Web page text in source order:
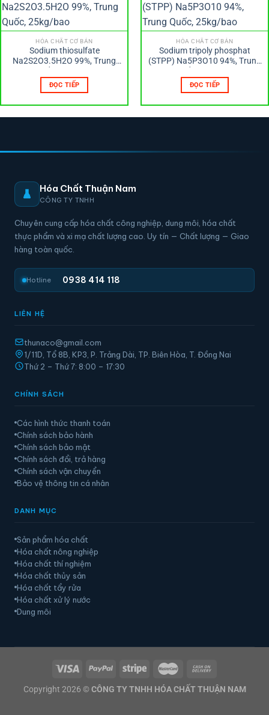
HÓA CHẤT CƠ BẢN
Sodium thiosulfate
Na2S2O3.5H2O 99%, Trung
ĐỌC TIẾP
HÓA CHẤT CƠ BẢN
Sodium tripoly phosphat
(STPP) Na5P3O10 94%, Trung
ĐỌC TIẾP
Hóa Chất Thuận Nam
CÔNG TY TNHH
Chuyên cung cấp hóa chất công nghiệp, dung môi, hóa chất
thực phẩm và xi mạ chất lượng cao. Uy tín — Chất lượng — Giao
hàng toàn quốc.
Hotline 0938 414 118
LIÊN HỆ
thunaco@gmail.com
1/11D, Tổ 8B, KP3, P. Trảng Dài, TP. Biên Hòa, T. Đồng Nai
Thứ 2 – Thứ 7: 8:00 – 17:30
CHÍNH SÁCH
Các hình thức thanh toán
Chính sách bảo hành
Chính sách bảo mật
Chính sách đổi, trả hàng
Chính sách vận chuyển
Bảo vệ thông tin cá nhân
DANH MỤC
Sản phẩm hóa chất
Hóa chất nông nghiệp
Hóa chất thí nghiệm
Hóa chất thủy sản
Hóa chất tẩy rửa
Hóa chất xử lý nước
Dung môi
Copyright 2026 © CÔNG TY TNHH HÓA CHẤT THUẬN NAM